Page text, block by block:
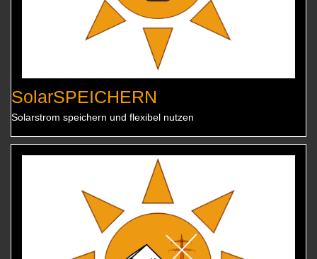
SolarSPEICHERN
Solarstrom speichern und flexibel nutzen